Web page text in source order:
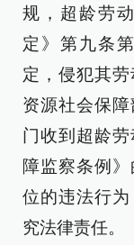
规，超龄劳
定》第九条
定，侵犯其
资源社会保
门收到超龄
障监察条例
位的违法行
究法律责任。